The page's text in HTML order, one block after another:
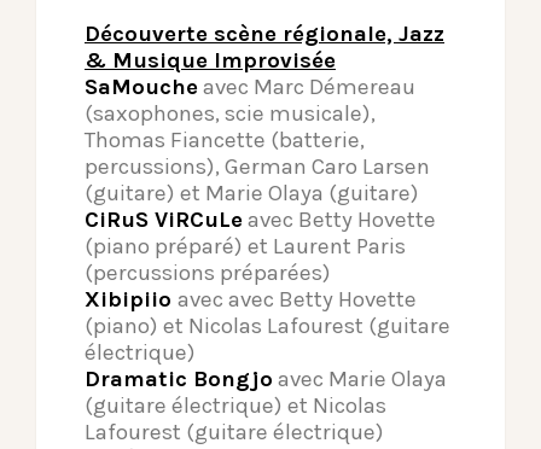
Découverte scène régionale, Jazz
& Musique Improvisée
SaMoucheavec Marc Démereau
(saxophones, scie musicale),
Thomas Fiancette (batterie,
percussions), German Caro Larsen
(guitare) et Marie Olaya (guitare)
CiRuS ViRCuLeavec Betty Hovette
(piano préparé) et Laurent Paris
(percussions préparées)
Xibipiio avec avec Betty Hovette
(piano) et Nicolas Lafourest (guitare
électrique)
Dramatic Bongjo avec Marie Olaya
(guitare électrique) et Nicolas
Lafourest (guitare électrique)